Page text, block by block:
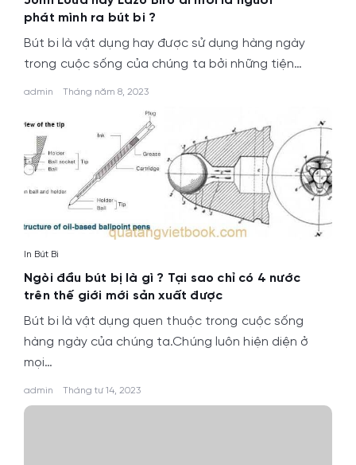
phát mình ra bút bi ?
Bút bi là vật dụng hay được sử dụng hàng ngày
trong cuộc sống của chúng ta bởi những tiện…
admin Tháng năm 8, 2023
In Bút Bi
Ngòi đầu bút bị là gì ? Tại sao chỉ có 4 nước
trên thế giới mới sản xuất được
Bút bi là vật dụng quen thuộc trong cuộc sống
hàng ngày của chúng ta.Chúng luôn hiện diện ở
mọi…
admin Tháng tư 14, 2023